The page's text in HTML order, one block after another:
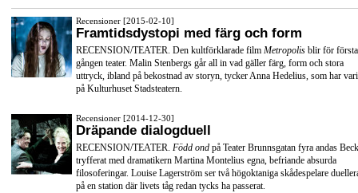
Recensioner [2015-02-10]
Framtidsdystopi med färg och form
RECENSION/TEATER. Den kultförklarade film Metropolis blir för första
gången teater. Malin Stenbergs går all in vad gäller färg, form och stora
uttryck, ibland på bekostnad av storyn, tycker Anna Hedelius, som har
på Kulturhuset Stadsteatern.
Recensioner [2014-12-30]
Dräpande dialogduell
RECENSION/TEATER. Född ond på Teater Brunnsgatan fyra andas
tryfferat med dramatikern Martina Montelius egna, befriande absurda
filosoferingar. Louise Lagerström ser två högoktaniga skådespelare
på en station där livets tåg redan tycks ha passerat.